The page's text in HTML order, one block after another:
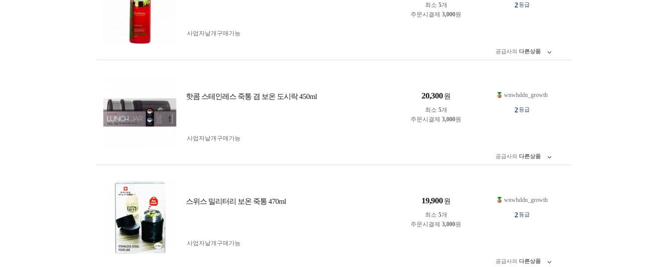
최소 5개
주문시결제 3,000원
사업자 낱개구매가능
2등급
공급사의 다른상품
핫콤 스테인레스 죽통 겸 보온 도시락 450ml 20,300 원
최소 5개
주문시결제 3,000원
사업자 낱개구매가능
wnwhddn_growth
2등급
공급사의 다른상품
스위스 밀리터리 보온 죽통 470ml 19,900 원
최소 5개
주문시결제 3,000원
사업자 낱개구매가능
wnwhddn_growth
2등급
공급사의 다른상품